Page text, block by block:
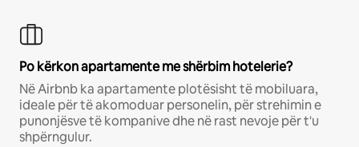
Po kërkon apartamente me shërbim hotelerie?
Në Airbnb ka apartamente plotësisht të mobiluara,
ideale për të akomoduar personelin, për strehimin e
punonjësve të kompanive dhe në rast nevoje për t'u
shpërngulur.